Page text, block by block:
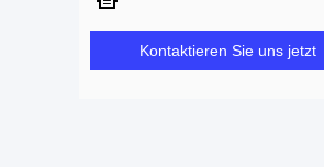
Kontaktieren Sie uns jetzt